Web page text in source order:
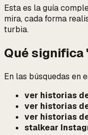
Esta es la guía
mira, cada forma
turbia.
Qué significa
En las búsquedas en
ver historias
ver historias
ver historias
stalkear